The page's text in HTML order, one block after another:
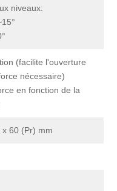
niveaux:
(facilite l'ouverture
nécessaire)
en fonction de la
60 (Pr) mm